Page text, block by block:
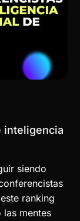
inteligencia
siendo
ranking
las mentes